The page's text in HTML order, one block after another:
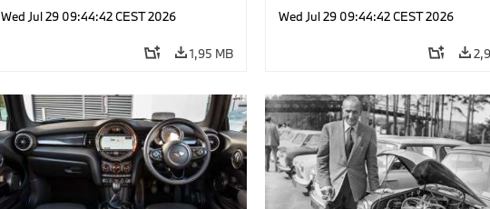
Wed Jul 29 09:44:42 CEST 2026
1,95 MB
Wed Jul 29 09:44:42 CEST 2026